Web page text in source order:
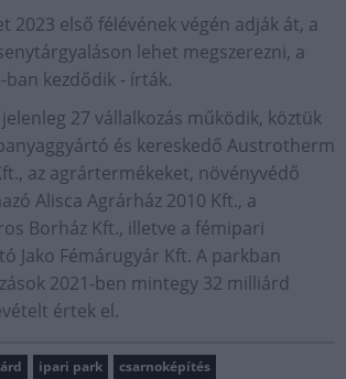
2023 első félévének végén adják át, a
lehet megszerezni, a
ban kezdődik - írták.
27 vállalkozás működik, köztük
és kereskedő Austrotherm
az agrártermékeket, növényvédő
Alisca Agrárház 2010 Kft., a
Borház Kft., illetve a fémipari
Jako Fémárugyár Kft. A parkban
2021-ben mintegy 32 milliárd
értek el.
ipari park csarnoképítés